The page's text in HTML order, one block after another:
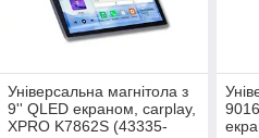
Універсальна магнітола з
9'' QLED екраном, carplay,
XPRO K7862S (43335-